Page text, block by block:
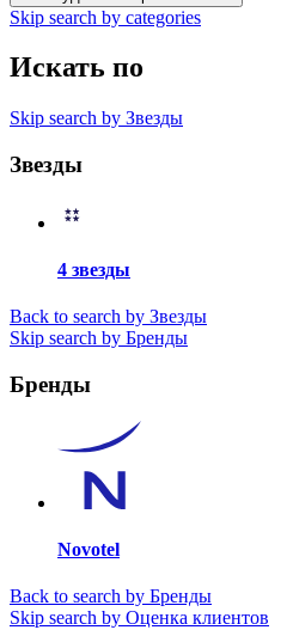
Skip search by categories
Искать по
Skip search by Звезды
Звезды
4 звезды
Back to search by Звезды
Skip search by Бренды
Бренды
Novotel
Back to search by Бренды
Skip search by Оценка клиентов